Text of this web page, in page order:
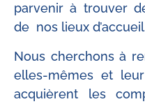
parvenir à trouver
de nos lieux
Nous cherchons à
elles-mêmes et
acquièrent les